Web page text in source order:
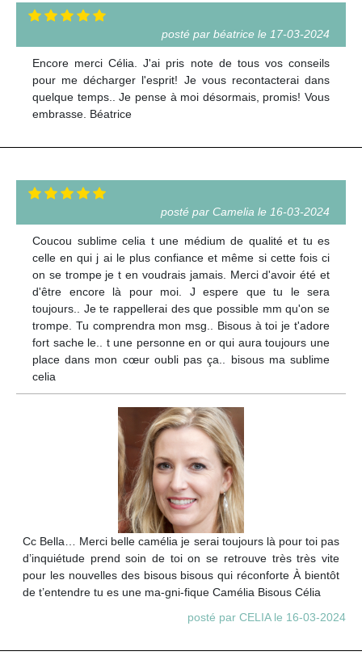
posté par béatrice le 17-03-2024
Encore merci Célia. J'ai pris note de tous vos conseils
pour me décharger l'esprit! Je vous recontacterai dans
quelque temps.. Je pense à moi désormais, promis! Vous
embrasse. Béatrice
posté par Camelia le 16-03-2024
Coucou sublime celia t une médium de qualité et tu es
celle en qui j ai le plus confiance et même si cette fois ci
on se trompe je t en voudrais jamais. Merci d'avoir été et
d'être encore là pour moi. J espere que tu le sera
toujours.. Je te rappellerai des que possible mm qu'on se
trompe. Tu comprendra mon msg.. Bisous à toi je t'adore
fort sache le.. t une personne en or qui aura toujours une
place dans mon cœur oubli pas ça.. bisous ma sublime
celia
Cc Bella… Merci belle camélia je serai toujours là pour toi pas
d’inquiétude prend soin de toi on se retrouve très très vite
pour les nouvelles des bisous bisous qui réconforte À bientôt
de t’entendre tu es une ma-gni-fique Camélia Bisous Célia
posté par CELIA le 16-03-2024